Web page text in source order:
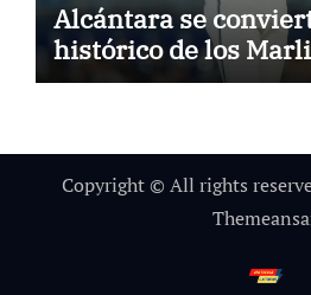
Alcántara se
histórico de los
Copyright © All rights